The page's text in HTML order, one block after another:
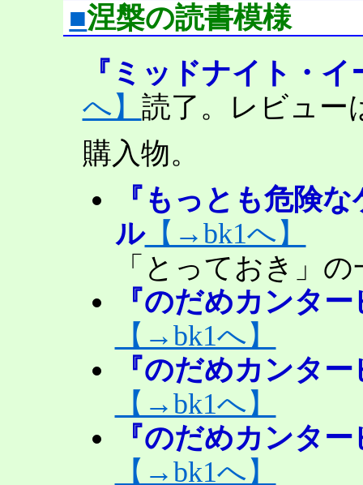
■涅槃の読書模様
『ミッドナイト・
へ】 読了。レビュー
購入物。
『もっとも危険
ル【→bk1へ】
「とっておき」
『のだめカンタ
【→bk1へ】
『のだめカンタ
【→bk1へ】
『のだめカンタ
【→bk1へ】